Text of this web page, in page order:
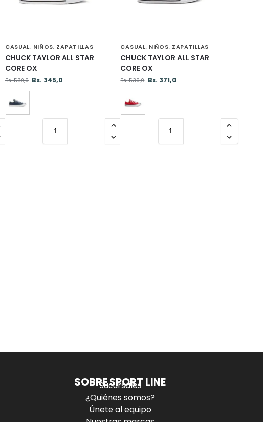
CASUAL, NIÑOS, ZAPATILLAS
CHUCK TAYLOR ALL STAR
CORE OX
Bs.530,0 Bs. 345,0
CASUAL, NIÑOS, ZAPATILLAS
CHUCK TAYLOR ALL STAR
CORE OX
Bs.530,0 Bs. 371,0
SOBRE SPORT LINE
Sucursales
¿Quiénes somos?
Únete al equipo